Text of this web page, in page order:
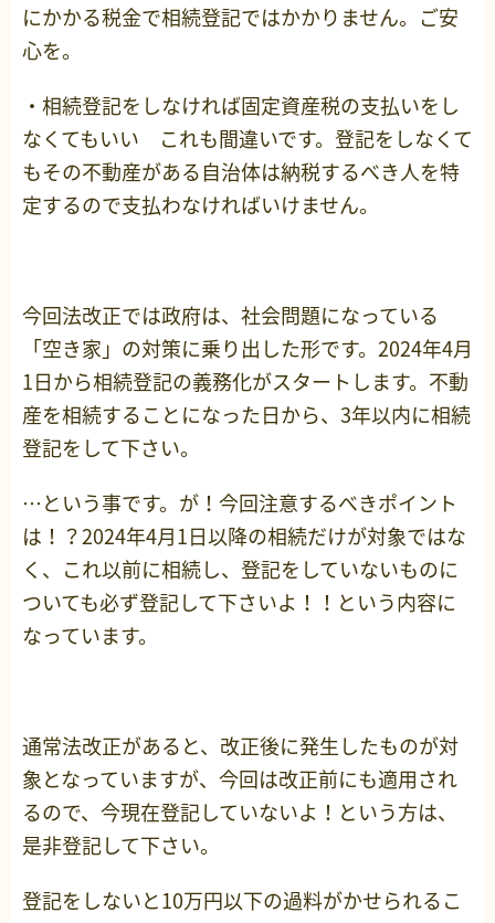
にかかる税金で相続登記ではかかりません。ご安
心を。
・相続登記をしなければ固定資産税の支払いをし
なくてもいい これも間違いです。登記をしなくて
もその不動産がある自治体は納税するべき人を特
定するので支払わなければいけません。
今回法改正では政府は、社会問題になっている
「空き家」の対策に乗り出した形です。2024年4月
1日から相続登記の義務化がスタートします。不動
産を相続することになった日から、3年以内に相続
登記をして下さい。
…という事です。が！今回注意するべきポイント
は！？2024年4月1日以降の相続だけが対象ではな
く、これ以前に相続し、登記をしていないものに
ついても必ず登記して下さいよ！！という内容に
なっています。
通常法改正があると、改正後に発生したものが対
象となっていますが、今回は改正前にも適用され
るので、今現在登記していないよ！という方は、
是非登記して下さい。
登記をしないと10万円以下の過料がかせられるこ